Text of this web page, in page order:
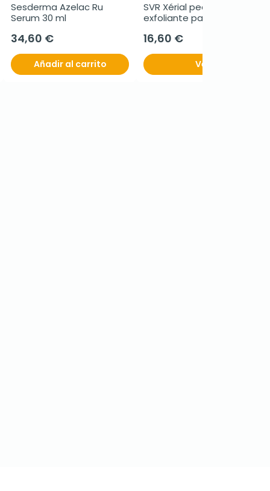
Sesderma Azelac Ru
Serum 30 ml
34,60 €
Añadir al carrito
SVR Xérial peel mascarilla
exfoliante para pies, 2x20
16,60 €
Ver